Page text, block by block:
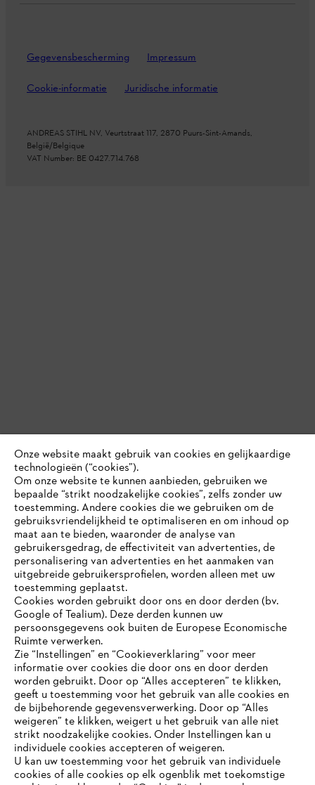
Gegevensbescherming Impressum
Cookie-informatie Juridische informatie
ANDREAS STIHL NV, Veurtstraat 117, 2870 Puurs-Sint-Amands,
België/Belgique
VAT Number: BE 0427.714.768
JE BROWSER WORDT NIET
ONDERSTEUND
Je gebruikt een browser die we nog niet ondersteunen. Om
onze website optimaal te kunnen gebruiken, raden we aan dat
je overschakelt op één van de volgende browsers:
Onze website maakt gebruik van cookies en gelijkaardige
technologieën (“cookies”).
Om onze website te kunnen aanbieden, gebruiken we
bepaalde “strikt noodzakelijke cookies”, zelfs zonder uw
toestemming. Andere cookies die we gebruiken om de
gebruiksvriendelijkheid te optimaliseren en om inhoud op
maat aan te bieden, waaronder de analyse van
gebruikersgedrag, de effectiviteit van advertenties, de
personalisering van advertenties en het aanmaken van
uitgebreide gebruikersprofielen, worden alleen met uw
toestemming geplaatst.
Cookies worden gebruikt door ons en door derden (bv.
Google of Tealium). Deze derden kunnen uw
persoonsgegevens ook buiten de Europese Economische
Ruimte verwerken.
Zie “Instellingen” en “Cookieverklaring” voor meer
informatie over cookies die door ons en door derden
worden gebruikt. Door op “Alles accepteren” te klikken,
geeft u toestemming voor het gebruik van alle cookies en
de bijbehorende gegevensverwerking. Door op “Alles
weigeren” te klikken, weigert u het gebruik van alle niet
strikt noodzakelijke cookies. Onder Instellingen kan u
individuele cookies accepteren of weigeren.
U kan uw toestemming voor het gebruik van individuele
cookies of alle cookies op elk ogenblik met toekomstige